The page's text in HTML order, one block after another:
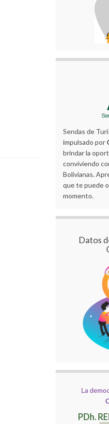
Sendas de
impulsado por
brindar la
conviviendo
Bolivianas.
que te puede
momento.
Datos
La
PDh.